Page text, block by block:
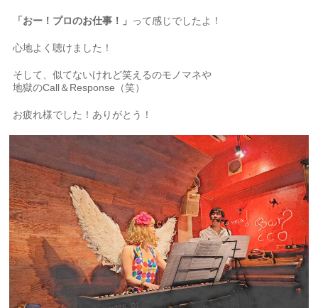
「おー！プロのお仕事！」 って感じでしたよ！
心地よく聴けました！
そして、似てないけれど笑えるのモノマネや
地獄のCall＆Response（笑）
お疲れ様でした！ありがとう！